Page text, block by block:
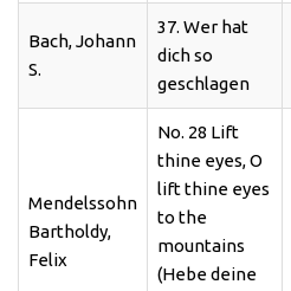
Bach, Johann
S.
37. Wer hat
dich so
geschlagen
Mendelssohn
Bartholdy,
Felix
No. 28 Lift
thine eyes, O
lift thine eyes
to the
mountains
(Hebe deine